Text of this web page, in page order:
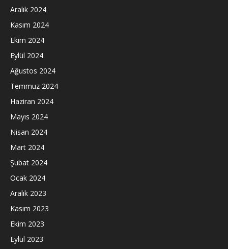
Aralık 2024
Kasım 2024
Ekim 2024
Eylül 2024
Ağustos 2024
Temmuz 2024
Haziran 2024
Mayıs 2024
Nisan 2024
Mart 2024
Şubat 2024
Ocak 2024
Aralık 2023
Kasım 2023
Ekim 2023
Eylül 2023